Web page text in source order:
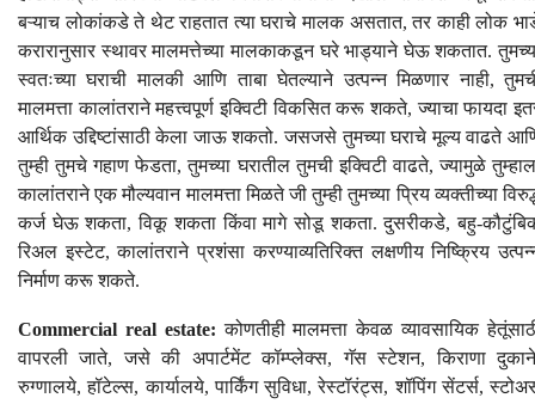
बऱ्याच लोकांकडे ते थेट राहतात त्या घराचे मालक असतात, तर काही लोक
करारानुसार स्थावर मालमत्तेच्या मालकाकडून घरे भाड्याने घेऊ शकतात.
स्वतःच्या घराची मालकी आणि ताबा घेतल्याने उत्पन्न मिळणार नाही,
मालमत्ता कालांतराने महत्त्वपूर्ण इक्विटी विकसित करू शकते, ज्याचा फायदा
आर्थिक उद्दिष्टांसाठी केला जाऊ शकतो. जसजसे तुमच्या घराचे मूल्य वाढते
तुम्ही तुमचे गहाण फेडता, तुमच्या घरातील तुमची इक्विटी वाढते, ज्यामुळे
कालांतराने एक मौल्यवान मालमत्ता मिळते जी तुम्ही तुमच्या प्रिय व्यक्तीच्या
कर्ज घेऊ शकता, विकू शकता किंवा मागे सोडू शकता. दुसरीकडे, बहु-
रिअल इस्टेट, कालांतराने प्रशंसा करण्याव्यतिरिक्त लक्षणीय निष्क्रिय
निर्माण करू शकते.
Commercial real estate:कोणतीही मालमत्ता केवळ व्यावसायिक
वापरली जाते, जसे की अपार्टमेंट कॉम्प्लेक्स, गॅस स्टेशन, किराणा
रुग्णालये, हॉटेल्स, कार्यालये, पार्किंग सुविधा, रेस्टॉरंट्स, शॉपिंग सेंटर्स,